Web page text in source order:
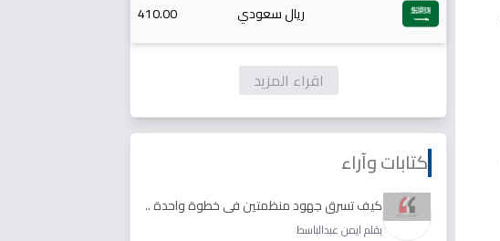
ريال سعودي 410.00
اقراء المزيد
كتابات وآراء
كيف تسرق جهود منظمتين في خطوة واحدة ..
الأجابة لدى رقية عبد الله الغولي وغدير طيره
بقلم ايمن عبدالباسط